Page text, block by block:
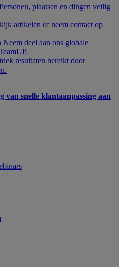
plaatsen en dingen veilig
artikelen of neem contact op
Neem deel aan ons globale
resultaten bereikt door
van snelle klantaanpassing aan